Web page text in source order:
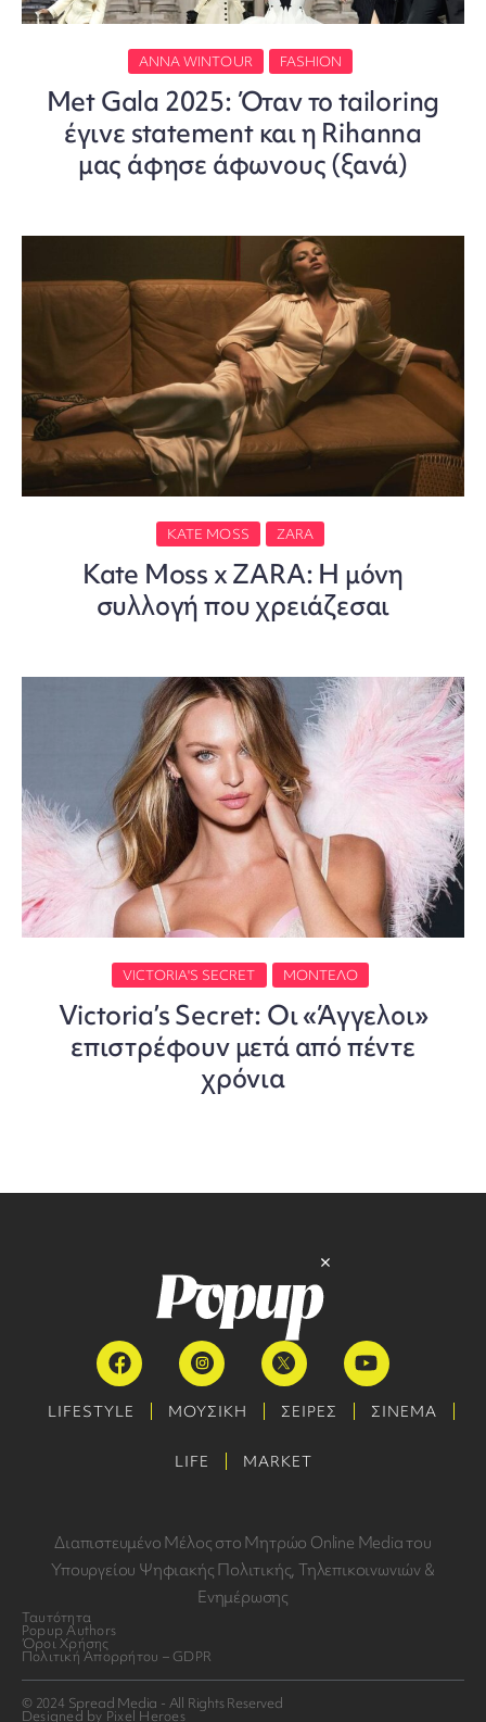
ANNA WINTOUR FASHION
Met Gala 2025: Όταν το tailoring
έγινε statement και η Rihanna
μας άφησε άφωνους (ξανά)
KATE MOSS ZARA
Kate Moss x ZARA: Η μόνη
συλλογή που χρειάζεσαι
VICTORIA'S SECRET ΜΟΝΤΈΛΟ
Victoria’s Secret: Οι «Άγγελοι»
επιστρέφουν μετά από πέντε
χρόνια
LIFESTYLE ΜΟΥΣΙΚΗ ΣΕΙΡΕΣ ΣΙΝΕΜΑ
LIFE MARKET
Διαπιστευμένο Μέλος στο Μητρώο Online Media του
Υπουργείου Ψηφιακής Πολιτικής, Τηλεπικοινωνιών &
Ενημέρωσης
Ταυτότητα
Popup Authors
Όροι Χρήσης
Πολιτική Απορρήτου – GDPR
© 2024 Spread Media - All Rights Reserved
Designed by Pixel Heroes